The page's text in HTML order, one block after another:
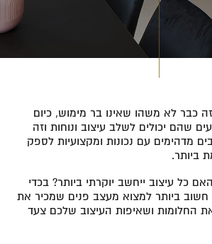
כבר לא משהו שאינו בר מימוש, כיום
שהם יכולים לשלב עיצוב ונוחות וזה
מדהימים עם נכונות ומקצועיות לספק
ביותר.
האם כל עיצוב ייחשב יוקרתי ביותר? בכדי
חשוב ביותר למצוא מעצב פנים שמכיר את
החלומות ושאיפות העיצוב שלכם צעד